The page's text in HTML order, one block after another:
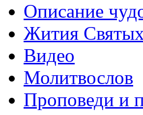
Описание
Жития
Видео
Молитвослов
Проповеди и